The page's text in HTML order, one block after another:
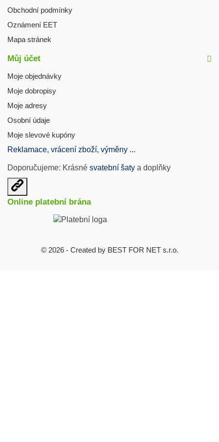
Obchodní podmínky
Oznámení EET
Mapa stránek
Můj účet
Moje objednávky
Moje dobropisy
Moje adresy
Osobní údaje
Moje slevové kupóny
Reklamace, vrácení zboží, výměny ...
Doporučujeme: Krásné svatební šaty a doplňky
Otevřit
užitečné
odkazy
Online platební brána
© 2026 - Created by BEST FOR NET s.r.o.